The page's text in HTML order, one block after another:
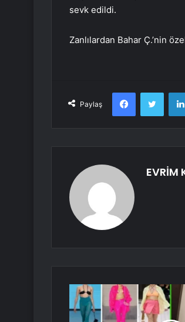
sevk edildi.
Zanlılardan Bahar Ç.’nin
Paylaş
Facebook
EVRİM